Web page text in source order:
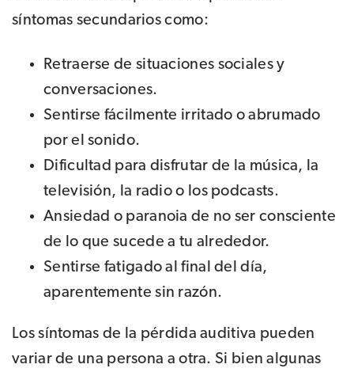
síntomas secundarios como:
Retraerse de situaciones sociales y
conversaciones.
Sentirse fácilmente irritado o abrumado
por el sonido.
Dificultad para disfrutar de la música, la
televisión, la radio o los podcasts.
Ansiedad o paranoia de no ser consciente
de lo que sucede a tu alrededor.
Sentirse fatigado al final del día,
aparentemente sin razón.
Los síntomas de la pérdida auditiva pueden
variar de una persona a otra. Si bien algunas